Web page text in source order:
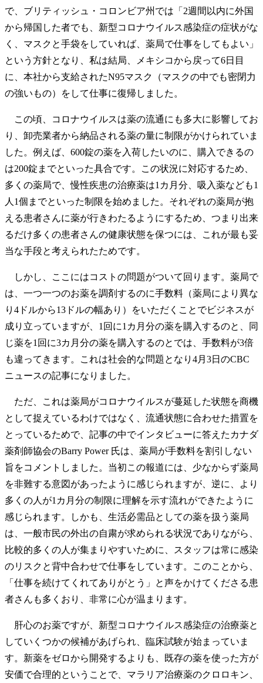
で、ブリティッシュ・コロンビア州では「2週間以内に外国
から帰国した者でも、新型コロナウイルス感染症の症状がな
く、マスクと手袋をしていれば、薬局で仕事をしてもよい」
という方針となり、私は結局、メキシコから戻って6日目
に、本社から支給されたN95マスク（マスクの中でも密閉力
の強いもの）をして仕事に復帰しました。
この頃、コロナウイルスは薬の流通にも多大に影響してお
り、卸売業者から納品される薬の量に制限がかけられていま
した。例えば、600錠の薬を入荷したいのに、購入できるの
は200錠までといった具合です。この状況に対応するため、
多くの薬局で、慢性疾患の治療薬は1カ月分、吸入薬なども1
人1個までといった制限を始めました。それぞれの薬局が抱
える患者さんに薬が行きわたるようにするため、つまり出来
るだけ多くの患者さんの健康状態を保つには、これが最も妥
当な手段と考えられたためです。
しかし、ここにはコストの問題がついて回ります。薬局で
は、一つ一つのお薬を調剤するのに手数料（薬局により異な
り4ドルから13ドルの幅あり）をいただくことでビジネスが
成り立っていますが、1回に1カ月分の薬を購入するのと、同
じ薬を1回に3カ月分の薬を購入するのとでは、手数料が3倍
も違ってきます。これは社会的な問題となり4月3日のCBC
ニュースの記事になりました。
ただ、これは薬局がコロナウイルスが蔓延した状態を商機
として捉えているわけではなく、流通状態に合わせた措置を
とっているためで、記事の中でインタビューに答えたカナダ
薬剤師協会のBarry Power 氏は、薬局が手数料を割引しない
旨をコメントしました。当初この報道には、少なからず薬局
を非難する意図があったように感じられますが、逆に、より
多くの人が1カ月分の制限に理解を示す流れができたように
感じられます。しかも、生活必需品としての薬を扱う薬局
は、一般市民の外出の自粛が求められる状況でありながら、
比較的多くの人が集まりやすいために、スタッフは常に感染
のリスクと背中合わせで仕事をしています。このことから、
「仕事を続けてくれてありがとう」と声をかけてくださる患
者さんも多くおり、非常に心が温まります。
肝心のお薬ですが、新型コロナウイルス感染症の治療薬と
していくつかの候補があげられ、臨床試験が始まっていま
す。新薬をゼロから開発するよりも、既存の薬を使った方が
安価で合理的ということで、マラリア治療薬のクロロキン、